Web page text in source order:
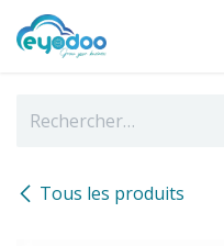
Se rendre au contenu
Tous les produits